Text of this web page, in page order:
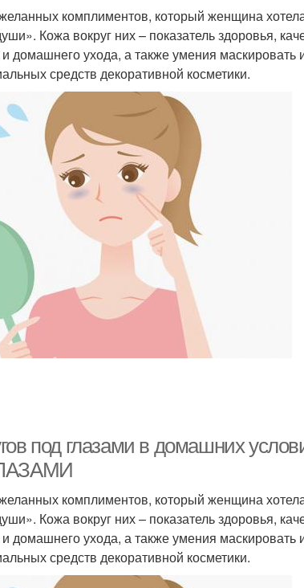
комплиментов, который женщина
Кожа вокруг них – показатель здоровья,
и домашнего ухода, а также умения
средств декоративной косметики.
под глазами в домашних
комплиментов, который женщина
Кожа вокруг них – показатель здоровья,
и домашнего ухода, а также умения
средств декоративной косметики.